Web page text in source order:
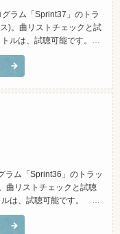
ラム「Sprint37」のトラ
)。曲リストチェックと試
ルは、試聴可能です。
ラスで使用している物と
Sprint(スプリント)」と
ラム「Sprint36」のトラッ
曲リストチェックと試聴
は、試聴可能です。 ＊
スで使用している物と違
スプリント)」とは？